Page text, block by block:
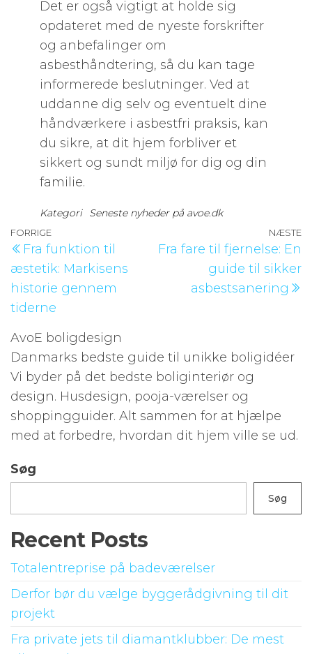
Det er også vigtigt at holde sig
opdateret med de nyeste forskrifter
og anbefalinger om
asbesthåndtering, så du kan tage
informerede beslutninger. Ved at
uddanne dig selv og eventuelt dine
håndværkere i asbestfri praksis, kan
du sikre, at dit hjem forbliver et
sikkert og sundt miljø for dig og din
familie.
Kategori Seneste nyheder på avoe.dk
Indlægsnavigation
Forrige
indlæg
FORRIGE
Fra funktion til
æstetik: Markisens
historie gennem
tiderne
NÆSTE
Fra fare til fjernelse: En
guide til sikker
asbestsanering
AvoE boligdesign
Danmarks bedste guide til unikke boligidéer
Vi byder på det bedste boliginteriør og
design. Husdesign, pooja-værelser og
shoppingguider. Alt sammen for at hjælpe
med at forbedre, hvordan dit hjem ville se ud.
Søg
Søg
Recent Posts
Totalentreprise på badeværelser
Derfor bør du vælge byggerådgivning til dit
projekt
Fra private jets til diamantklubber: De mest